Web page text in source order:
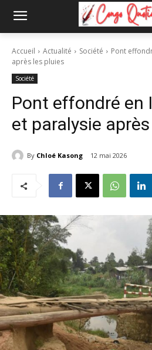
Accueil Actualité Société
Pont
après les pluies
Société
Pont effondré en
et paralysie
By Chloé Kasong 12 mai 2026